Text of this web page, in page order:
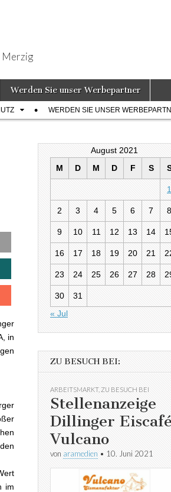
Merzig
Werden Sie unser Werbepartner
WERDEN SIE UNSER
in
im
August 2021
M
D M D F S
1
2 3 4 5 6 7 8
9 10 11 12 13 14
16 17 18 19 20 21
23 24 25 26 27 28
30
31
« Jul
ZU BESUCH BEI:
ARBEITSMARKT, ZU BESUCH BEI
Stellenanzeige
Dillinger Eiscafé
Vulcano
von aramedien • 10. Juni 2021